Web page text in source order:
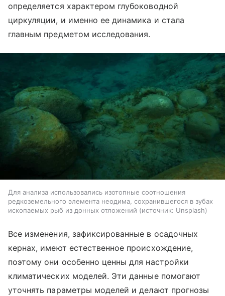
определяется характером глубоководной
циркуляции, и именно ее динамика и стала
главным предметом исследования.
Для анализа использовались изотопные соотношения
редкоземельного элемента неодима, сохранившегося в зубах
ископаемых рыб из донных отложений
источник: Unsplash
Все изменения, зафиксированные в осадочных
кернах, имеют естественное происхождение,
поэтому они особенно ценны для настройки
климатических моделей. Эти данные помогают
уточнять параметры моделей и делают прогнозы